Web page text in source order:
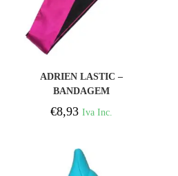
ADRIEN LASTIC –
BANDAGEM
REVERSÍVEL
ROSA/PRETA CETIM
€8,93 Iva Inc.